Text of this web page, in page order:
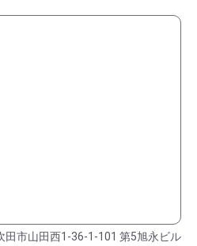
田市山田西1-36-1-101 第5旭永ビル